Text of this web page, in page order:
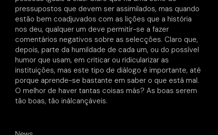
pressupostos que devem ser assimilados, mas quando
estão bem coadjuvados com as lições que a história
nos deu, qualquer um deve permitir-se a fazer
comentários negativos sobre as selecções. Claro que,
depois, parte da humildade de cada um, ou do possível
humor que usam, em criticar ou ridicularizar as
instituições, mas este tipo de diálogo é importante, até
porque aprende-se bastante em saber o que está mal.
O melhor de haver tantas coisas más? As boas serem
tão boas, tão inálcançáveis.